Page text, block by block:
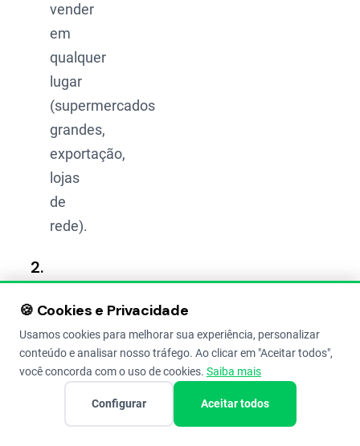
vender
em
qualquer
lugar
(supermercados
grandes,
exportação,
lojas
de
rede).
2.
Controle
Social
Sistemas
Participativos
garantia
🍪 Cookies e Privacidade
Usamos cookies para melhorar sua experiência, personalizar
conteúdo e analisar nosso tráfego. Ao clicar em "Aceitar todos",
você concorda com o uso de cookies. Saiba mais
Configurar Aceitar todos